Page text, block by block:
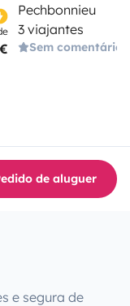
Pechbonnieu
3 viajantes
Sem comentários
de aluguer
e segura de